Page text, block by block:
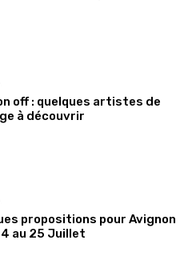
off : quelques artistes de
à découvrir
propositions pour Avignon
4 au 25 Juillet